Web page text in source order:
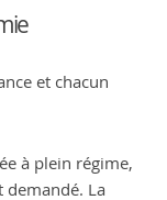
et chacun
à plein régime,
La